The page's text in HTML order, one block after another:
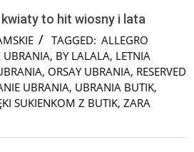
to hit wiosny i lata
TAGGED: ALLEGRO
UBRANIA, BY LALALA, LETNIA
, ORSAY UBRANIA, RESERVED
UBRANIA, UBRANIA BUTIK,
SUKIENKOM Z BUTIK, ZARA